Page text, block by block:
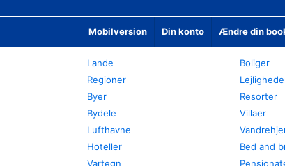
Mobilversion Din konto Ændre din
Lande
Regioner
Byer
Bydele
Lufthavne
Hoteller
Vartegn
Boliger
Resorter
Villaer
Bed and